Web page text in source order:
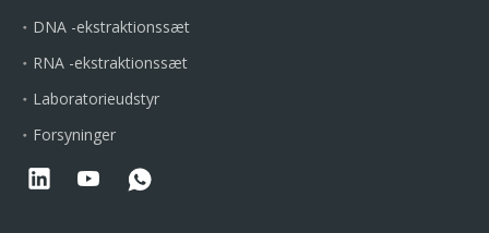
DNA -ekstraktionssæt
RNA -ekstraktionssæt
Laboratorieudstyr
Forsyninger